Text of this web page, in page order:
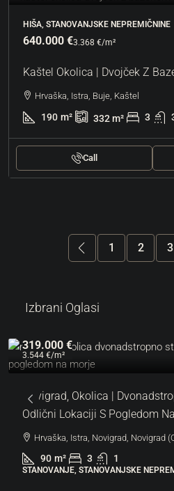
HIŠA, STANOVANJSKE NEPREMIČNINE
640.000 €3.368 €/m²
Kaštel Okolica | Dvojček Z
Hrvaška, Istra, Buje, Kaštel
190 m² 332m² 3
Call
1 2 3
Izbrani Oglasi
319.000 €
3.544 €/m²
Novigrad, Okolica |
Odlični Lokaciji S Pogledom
Hrvaška, Istra, Novigrad, Novigrad
90 m² 3 1
STANOVANJE, STANOVANJSKE